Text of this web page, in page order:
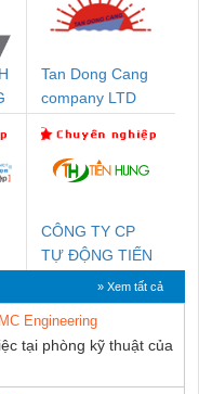
Tan Dong Cang
company LTD
CÔNG TY CP
TỰ ĐỘNG TIẾN
» Xem tất cả
Engineering
tại phòng kỹ thuật của